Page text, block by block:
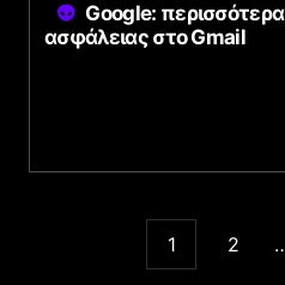
Google:
ασφάλειας στο Gmail
1 2